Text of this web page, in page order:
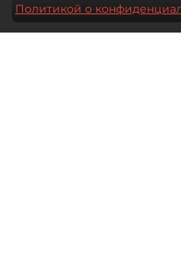
Политикой о